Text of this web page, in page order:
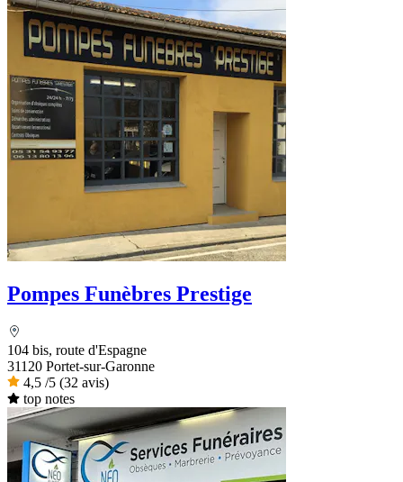
Pompes Funèbres Prestige
104 bis, route d'Espagne
31120 Portet-sur-Garonne
4,5 /5 (32 avis)
top notes